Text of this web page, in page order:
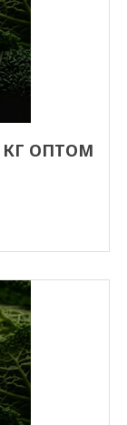
КГ ОПТОМ